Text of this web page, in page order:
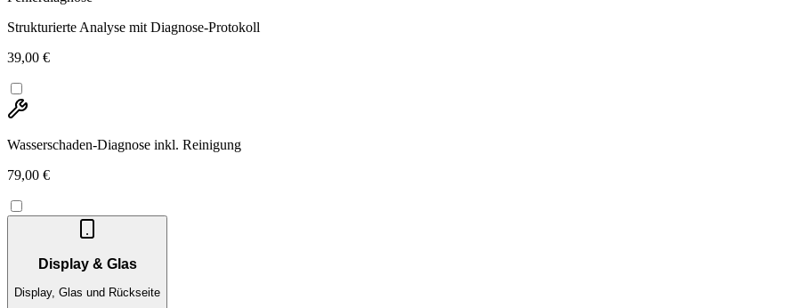
Strukturierte Analyse mit Diagnose-Protokoll
39,00 €
Wasserschaden-Diagnose inkl. Reinigung
79,00 €
Display & Glas
Display, Glas und Rückseite